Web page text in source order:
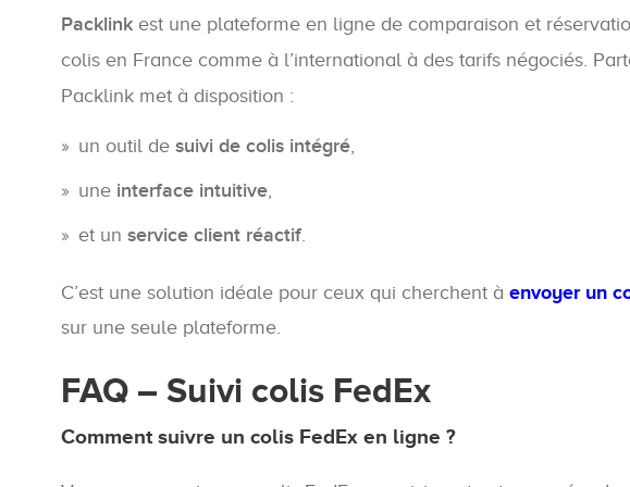
Packlink est une plateforme en ligne de comparaison et
colis en France comme à l’international à des tarifs négociés.
Packlink met à disposition :
un outil de suivi de colis intégré,
une interface intuitive,
et un service client réactif.
C’est une solution idéale pour ceux qui cherchent à envoyer un
sur une seule plateforme.
FAQ – Suivi colis FedEx
Comment suivre un colis FedEx en ligne ?